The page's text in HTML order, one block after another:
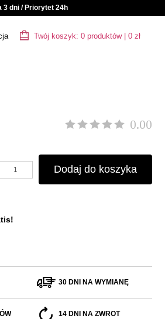
3 dni / Priorytet 24h
Twój koszyk: 0 produktów| 0 zł
0.00
Dodaj do koszyka
30 DNI NA WYMIANĘ
14 DNI NA ZWROT